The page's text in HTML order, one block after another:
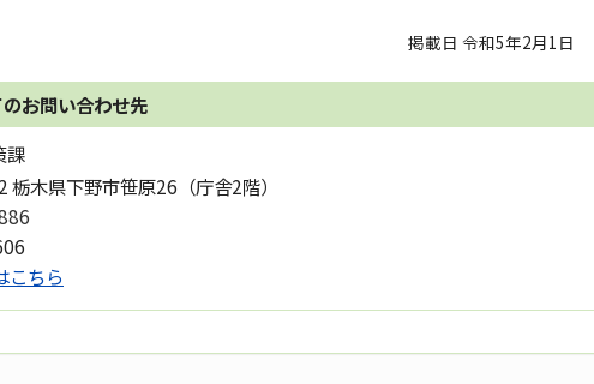
掲載日 令和5年2月1日
お問い合わせ先
課
栃木県下野市笹原26（庁舎2階）
こちら